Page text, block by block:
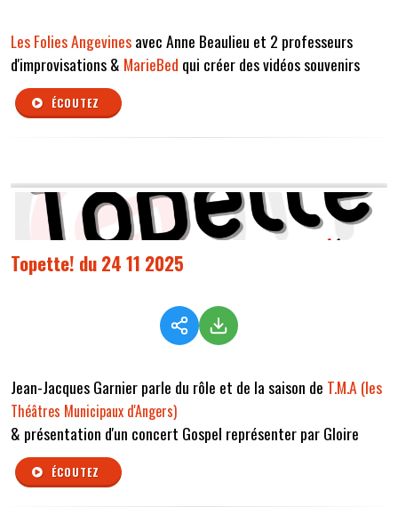
Les Folies Angevinesavec Anne Beaulieu et 2 professeurs
d'improvisations & MarieBed qui créer des vidéos souvenirs
ÉCOUTEZ
Topette! du 24 11 2025
Jean-Jacques Garnier parle du rôle et de la saison de T.M.A (les
Théâtres Municipaux d'Angers)
& présentation d'un concert Gospel représenter par Gloire
ÉCOUTEZ